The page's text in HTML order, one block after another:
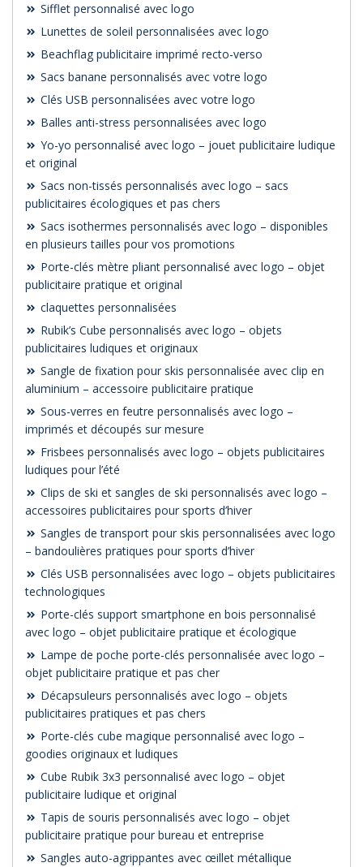
Sifflet personnalisé avec logo
Lunettes de soleil personnalisées avec logo
Beachflag publicitaire imprimé recto-verso
Sacs banane personnalisés avec votre logo
Clés USB personnalisées avec votre logo
Balles anti-stress personnalisées avec logo
Yo-yo personnalisé avec logo – jouet publicitaire ludique
et original
Sacs non-tissés personnalisés avec logo – sacs
publicitaires écologiques et pas chers
Sacs isothermes personnalisés avec logo – disponibles
en plusieurs tailles pour vos promotions
Porte-clés mètre pliant personnalisé avec logo – objet
publicitaire pratique et original
claquettes personnalisées
Rubik’s Cube personnalisés avec logo – objets
publicitaires ludiques et originaux
Sangle de fixation pour skis personnalisée avec clip en
aluminium – accessoire publicitaire pratique
Sous-verres en feutre personnalisés avec logo –
imprimés et découpés sur mesure
Frisbees personnalisés avec logo – objets publicitaires
ludiques pour l’été
Clips de ski et sangles de ski personnalisés avec logo –
accessoires publicitaires pour sports d’hiver
Sangles de transport pour skis personnalisées avec logo
– bandoulières pratiques pour sports d’hiver
Clés USB personnalisées avec logo – objets publicitaires
technologiques
Porte-clés support smartphone en bois personnalisé
avec logo – objet publicitaire pratique et écologique
Lampe de poche porte-clés personnalisée avec logo –
objet publicitaire pratique et pas cher
Décapsuleurs personnalisés avec logo – objets
publicitaires pratiques et pas chers
Porte-clés cube magique personnalisé avec logo –
goodies originaux et ludiques
Cube Rubik 3x3 personnalisé avec logo – objet
publicitaire ludique et original
Tapis de souris personnalisés avec logo – objet
publicitaire pratique pour bureau et entreprise
Sangles auto-agrippantes avec œillet métallique